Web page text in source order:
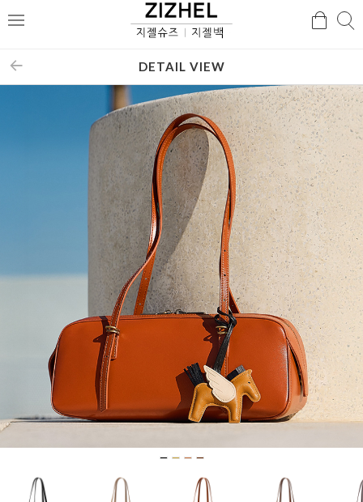
메
검
DETAIL VIEW